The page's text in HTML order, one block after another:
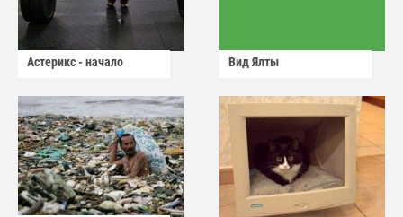
Астерикс - начало Вид Ялты